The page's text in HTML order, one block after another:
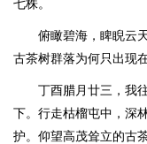
七株。
俯瞰碧海，睥睨云
古茶树群落为何只出现
丁酉腊月廿三，我
下。行走枯榴屯中，深
护。仰望高茂耸立的古